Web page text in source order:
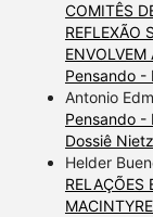
COMITÊS
REFLEXÃO
ENVOLVEM
Pensando -
Antonio
Pensando -
Dossiê
Helder
RELAÇÕES
MACINTYRE